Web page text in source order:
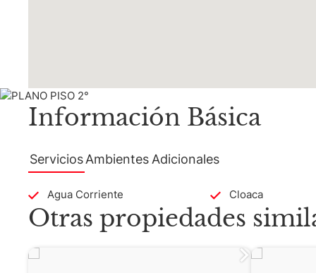
Información Básica
Servicios Ambientes Adicionales
Agua Corriente Cloaca
Otras propiedades